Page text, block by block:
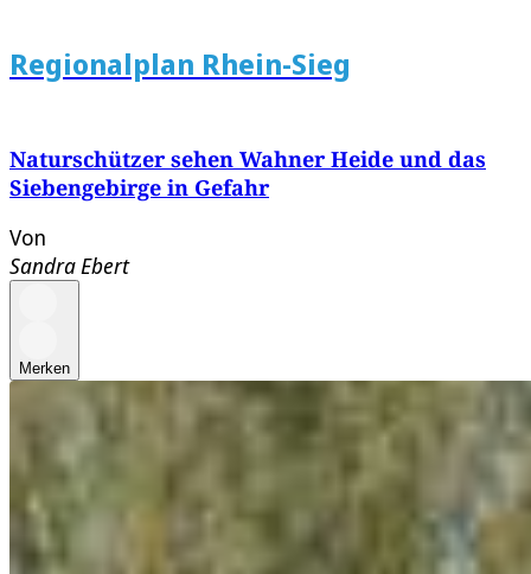
Regionalplan Rhein-Sieg
Naturschützer sehen Wahner Heide und das
Siebengebirge in Gefahr
Von
Sandra Ebert
Merken